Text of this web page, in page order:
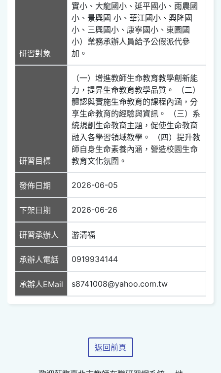
研習對象
實小、大龍國小、延平國小、雨農國
小、景興國 小、華江國小、興隆國
小、三興國小、康寧國小、東園國
小）業務承辦人員給予公假派代參
加。
研習目標
（一）增進教師生命教育教學創新能
力，提昇生命教育教學品質。 （二）
體認與實施生命教育的課程內涵，分
享生命教育的經驗與資訊。 （三）系
統規劃生命教育主題，促使生命教育
融入各學習領域教學。 （四）提升教
師自身生命素養內涵，營造校園生命
教育文化氛圍。
發佈日期 2026-06-05
下架日期 2026-06-26
研習承辦人 游清福
承辦人電話 0919934144
承辦人EMail s8741008@yahoo.com.tw
返回前頁